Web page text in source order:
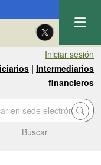
| Eng
Iniciar sesión
| Intermediarios
financieros
Buscar